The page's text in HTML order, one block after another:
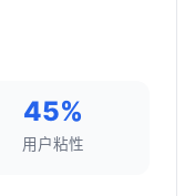
45%
用户粘性